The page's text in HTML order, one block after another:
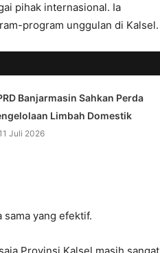
pihak internasional. Ia
program unggulan di Kalsel.
Banjarmasin Sahkan Perda
Limbah Domestik
Juli 2026
yang efektif.